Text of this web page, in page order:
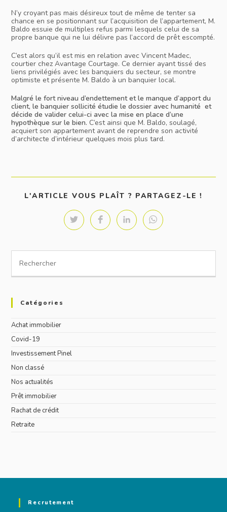
N’y croyant pas mais désireux tout de même de tenter sa
chance en se positionnant sur l’acquisition de l’appartement, M.
Baldo essuie de multiples refus parmi lesquels celui de sa
propre banque qui ne lui délivre pas l’accord de prêt escompté.
C’est alors qu’il est mis en relation avec Vincent Madec,
courtier chez Avantage Courtage. Ce dernier ayant tissé des
liens privilégiés avec les banquiers du secteur, se montre
optimiste et présente M. Baldo à un banquier local.
Malgré le fort niveau d’endettement et le manque d’apport du
client, le banquier sollicité étudie le dossier avec humanité et
décide de valider celui-ci avec la mise en place d’une
hypothèque sur le bien. C’est ainsi que M. Baldo, soulagé,
acquiert son appartement avant de reprendre son activité
d’architecte d’intérieur quelques mois plus tard.
L'ARTICLE VOUS PLAÎT ? PARTAGEZ-LE !
Opens
in
window
Opens
in
window
Opens
in
window
Opens
in
window
Search
for:
Catégories
Achat immobilier
Covid-19
Investissement Pinel
Non classé
Nos actualités
Prêt immobilier
Rachat de crédit
Retraite
Recrutement